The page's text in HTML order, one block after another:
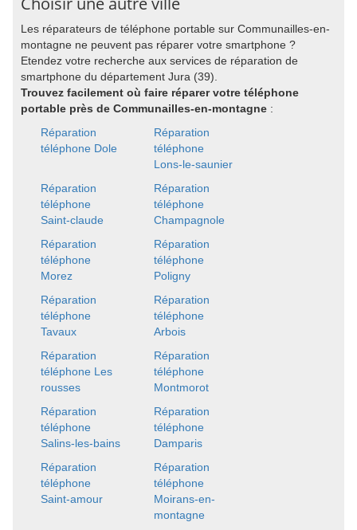
Les réparateurs de téléphone portable sur Communailles-en-
montagne ne peuvent pas réparer votre smartphone ?
Etendez votre recherche aux services de réparation de
smartphone du département Jura (39).
Trouvez facilement où faire réparer votre téléphone
portable près de Communailles-en-montagne :
Réparation
téléphone Dole
Réparation
téléphone
Lons-le-saunier
Réparation
téléphone
Saint-claude
Réparation
téléphone
Champagnole
Réparation
téléphone
Morez
Réparation
téléphone
Poligny
Réparation
téléphone
Tavaux
Réparation
téléphone
Arbois
Réparation
téléphone Les
rousses
Réparation
téléphone
Montmorot
Réparation
téléphone
Salins-les-bains
Réparation
téléphone
Damparis
Réparation
téléphone
Saint-amour
Réparation
téléphone
Moirans-en-
montagne